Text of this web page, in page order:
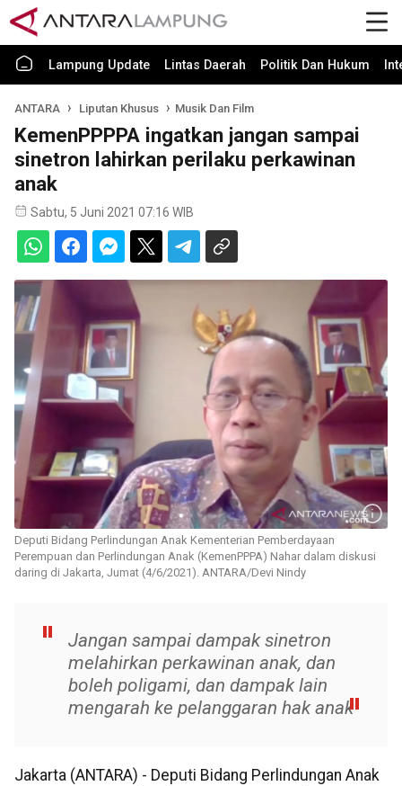
Lampung Update Lintas Daerah Politik Dan Hukum
ANTARA Liputan Khusus Musik Dan Film
KemenPPPPA ingatkan jangan sampai
sinetron lahirkan perilaku perkawinan
anak
Sabtu, 5 Juni 2021 07:16 WIB
Deputi Bidang Perlindungan Anak Kementerian Pemberdayaan
Perempuan dan Perlindungan Anak (KemenPPPA) Nahar dalam diskusi
daring di Jakarta, Jumat (4/6/2021). ANTARA/Devi Nindy
Jangan sampai dampak sinetron
melahirkan perkawinan anak, dan
boleh poligami, dan dampak lain
mengarah ke pelanggaran hak anak
Jakarta (ANTARA) - Deputi Bidang Perlindungan Anak